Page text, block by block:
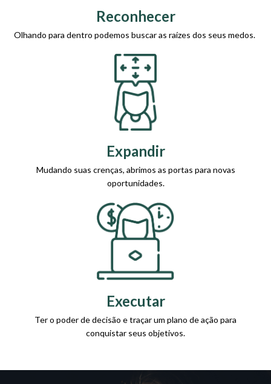
Reconhecer
Olhando para dentro podemos buscar as raízes dos seus medos.
Expandir
Mudando suas crenças, abrimos as portas para novas
oportunidades.
Executar
Ter o poder de decisão e traçar um plano de ação para
conquistar seus objetivos.